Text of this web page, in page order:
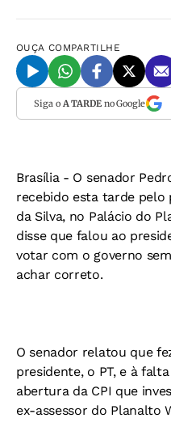
OUÇA COMPARTILHE
Siga o A TARDEno Google
Brasília - O senador
recebido esta tarde pelo
da Silva, no Palácio do
disse que falou ao
votar com o governo
achar correto.
O senador relatou que
presidente, o PT, e à
abertura da CPI que
ex-assessor do Planalto